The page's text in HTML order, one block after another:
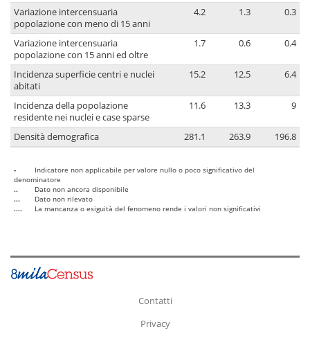
Variazione intercensuaria
popolazione con meno di 15 anni
4.2 1.3 0.3
Variazione intercensuaria
popolazione con 15 anni ed oltre
1.7 0.6 0.4
Incidenza superficie centri e nuclei
abitati
15.2 12.5 6.4
Incidenza della popolazione
residente nei nuclei e case sparse
11.6 13.3 9
Densità demografica 281.1 263.9 196.8
-
Indicatore non applicabile per valore nullo o poco significativo del
denominatore
..
Dato non ancora disponibile
...
Dato non rilevato
....
La mancanza o esiguità del fenomeno rende i valori non significativi
Contatti
Privacy